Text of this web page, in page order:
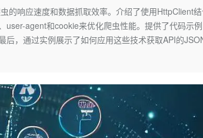
的响应速度和数据抓取效率。介绍了使用HttpClient
agent和cookie来优化爬虫性能。提供了代码示
，通过实例展示了如何应用这些技术获取API的
Kimi 最新旗舰模型，长程编程与推理利器
Deepseek-v4-pro
GLM-5.2
1M上下文，专为长程任务能力而生
让文字生成流
Qoder
面向真实软件的智能体编程平台
Qoder CN
云原生大数据计算服务 MaxCompute
面向分析的企业级SaaS模式云数据仓库
短信服务
云原生数据
容器服务
Claude Code + GStack 打造工程团队
安装技能 GStack，拥有专属 AI 工程团队
低代码高效
千问办公，限时限量积分加倍 NEW
你的AI工作搭子，覆盖日常办公高频场景
万小智 AI 建站低至 15元/月
Night Plan 支持 Qwen 3.8-Max NEW
夜间 5 折，Qwen/Meoo/TokenPlan 客户专享
AI 建站
0 代码专业建
AI 短剧/漫剧
AI 办公
智能客服
自动承接线索
发票查验
天气预报查询
企业应用
ERP
CRM
全能环境
操作系统
SUSE
Salesforce
计划
创新中心
健康状态
金融模力时刻
客户案例
魔搭